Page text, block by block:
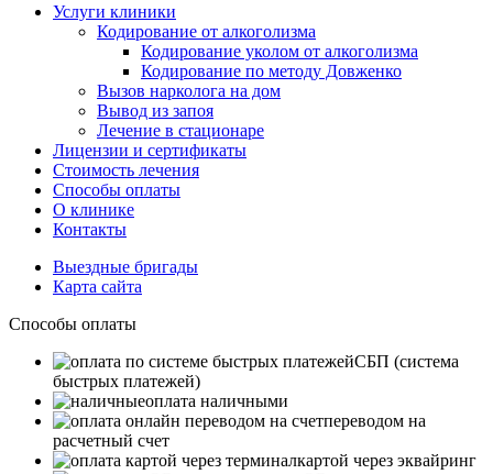
Услуги клиники
Кодирование от алкоголизма
Кодирование уколом от алкоголизма
Кодирование по методу Довженко
Вызов нарколога на дом
Вывод из запоя
Лечение в стационаре
Лицензии и сертификаты
Стоимость лечения
Способы оплаты
О клинике
Контакты
Выездные бригады
Карта сайта
Способы оплаты
СБП (система
быстрых платежей)
оплата наличными
переводом на
расчетный счет
картой через эквайринг